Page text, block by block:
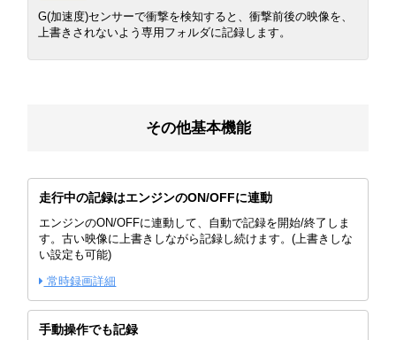
G(加速度)センサーで衝撃を検知すると、衝撃前後の映像を、
上書きされないよう専用フォルダに記録します。
その他基本機能
走行中の記録はエンジンのON/OFFに連動
エンジンのON/OFFに連動して、自動で記録を開始/終了しま
す。古い映像に上書きしながら記録し続けます。(上書きしな
い設定も可能)
常時録画詳細
手動操作でも記録